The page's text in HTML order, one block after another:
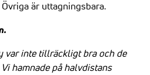
är uttagningsbara.
var inte tillräckligt bra och de
hamnade på halvdistans